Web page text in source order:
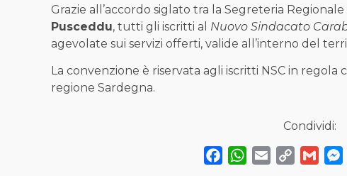
Grazie all’accordo siglato tra la Segreteria Regionale
Pusceddu, tutti gli iscritti al Nuovo Sindacato
agevolate sui servizi offerti, valide all’interno del
La convenzione è riservata agli iscritti NSC in
regione Sardegna.
Condividi:
FacebookWhatsApp
Email
Copy
Gmail